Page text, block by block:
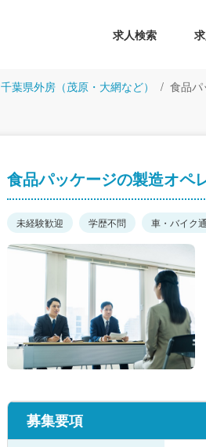
求人検索
千葉県外房（茂原・大網など） 食品
食品パッケージの製造オ
未経験歓迎 学歴不問 車・バイク
募集要項